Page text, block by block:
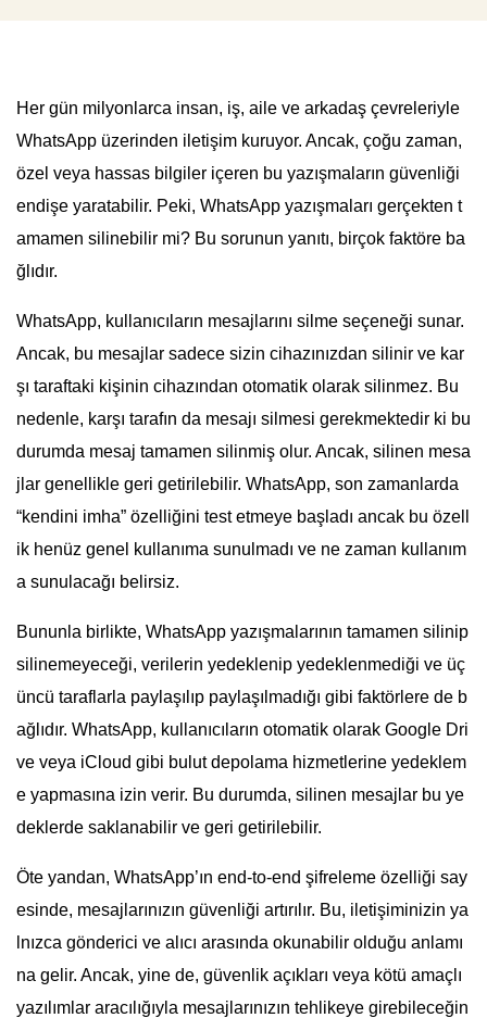
Her gün milyonlarca insan, iş, aile ve arkadaş çevreleriyle
WhatsApp üzerinden iletişim kuruyor. Ancak, çoğu zaman,
özel veya hassas bilgiler içeren bu yazışmaların güvenliği
endişe yaratabilir. Peki, WhatsApp yazışmaları gerçekten t
amamen silinebilir mi? Bu sorunun yanıtı, birçok faktöre ba
ğlıdır.
WhatsApp, kullanıcıların mesajlarını silme seçeneği sunar.
Ancak, bu mesajlar sadece sizin cihazınızdan silinir ve kar
şı taraftaki kişinin cihazından otomatik olarak silinmez. Bu
nedenle, karşı tarafın da mesajı silmesi gerekmektedir ki bu
durumda mesaj tamamen silinmiş olur. Ancak, silinen mesa
jlar genellikle geri getirilebilir. WhatsApp, son zamanlarda
“kendini imha” özelliğini test etmeye başladı ancak bu özell
ik henüz genel kullanıma sunulmadı ve ne zaman kullanım
a sunulacağı belirsiz.
Bununla birlikte, WhatsApp yazışmalarının tamamen silinip
silinemeyeceği, verilerin yedeklenip yedeklenmediği ve üç
üncü taraflarla paylaşılıp paylaşılmadığı gibi faktörlere de b
ağlıdır. WhatsApp, kullanıcıların otomatik olarak Google Dri
ve veya iCloud gibi bulut depolama hizmetlerine yedeklem
e yapmasına izin verir. Bu durumda, silinen mesajlar bu ye
deklerde saklanabilir ve geri getirilebilir.
Öte yandan, WhatsApp’ın end-to-end şifreleme özelliği say
esinde, mesajlarınızın güvenliği artırılır. Bu, iletişiminizin ya
lnızca gönderici ve alıcı arasında okunabilir olduğu anlamı
na gelir. Ancak, yine de, güvenlik açıkları veya kötü amaçlı
yazılımlar aracılığıyla mesajlarınızın tehlikeye girebileceğin